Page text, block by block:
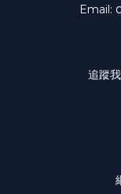
Email:
追蹤